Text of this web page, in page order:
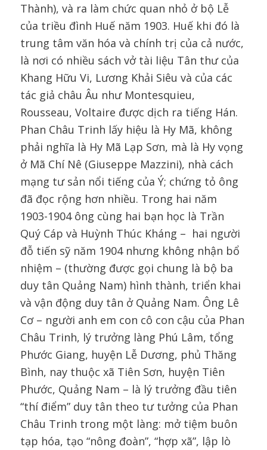
Thành), và ra làm chức quan nhỏ ở bộ Lễ
của triều đình Huế năm 1903. Huế khi đó là
trung tâm văn hóa và chính trị của cả nước,
là nơi có nhiều sách vở tài liệu Tân thư của
Khang Hữu Vi, Lương Khải Siêu và của các
tác giả châu Âu như Montesquieu,
Rousseau, Voltaire được dịch ra tiếng Hán.
Phan Châu Trinh lấy hiệu là Hy Mã, không
phải nghĩa là Hy Mã Lạp Sơn, mà là Hy vọng
ở Mã Chí Nê (Giuseppe Mazzini), nhà cách
mạng tư sản nổi tiếng của Ý; chứng tỏ ông
đã đọc rộng hơn nhiều. Trong hai năm
1903-1904 ông cùng hai bạn học là Trần
Quý Cáp và Huỳnh Thúc Kháng – hai người
đỗ tiến sỹ năm 1904 nhưng không nhận bổ
nhiệm – (thường được gọi chung là bộ ba
duy tân Quảng Nam) hình thành, triển khai
và vận động duy tân ở Quảng Nam. Ông Lê
Cơ – người anh em con cô con cậu của Phan
Châu Trinh, lý trưởng làng Phú Lâm, tổng
Phước Giang, huyện Lễ Dương, phủ Thăng
Bình, nay thuộc xã Tiên Sơn, huyện Tiên
Phước, Quảng Nam – là lý trưởng đầu tiên
“thí điểm” duy tân theo tư tưởng của Phan
Châu Trinh trong một làng: mở tiệm buôn
tạp hóa, tạo “nông đoàn”, “hợp xã”, lập lò